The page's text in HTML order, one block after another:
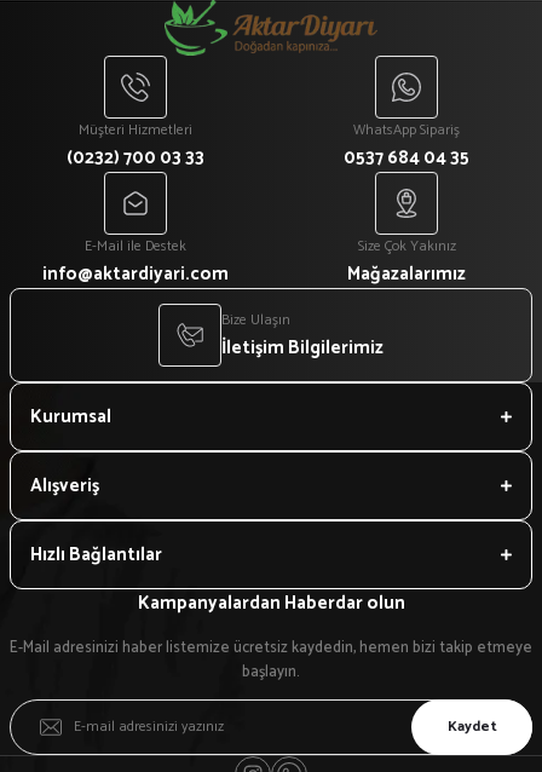
Müşteri Hizmetleri
(0232) 700 03 33
WhatsApp Sipariş
0537 684 04 35
E-Mail ile Destek
info@aktardiyari.com
Size Çok Yakınız
Mağazalarımız
Bize Ulaşın
İletişim Bilgilerimiz
Kurumsal
Alışveriş
Hızlı Bağlantılar
Kampanyalardan Haberdar olun
E-Mail adresinizi haber listemize ücretsiz kaydedin, hemen bizi takip etmeye
başlayın.
Kaydet